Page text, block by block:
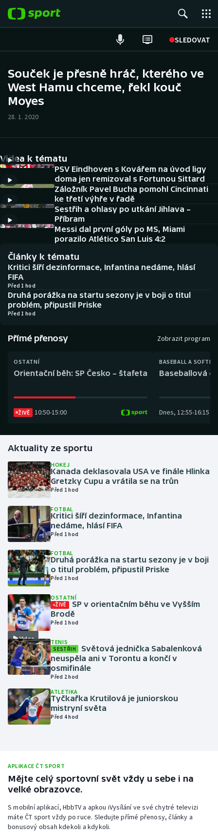
SLEDOVAT
Hokej
Tenis
Cyklistika
DALŠÍ SPORTY
Americký fotbal
Baseball a softbal
Biatlon
Boby a skeleton
Curling
Dostihy
Futsal
Golf
Gymnastika
Házená
Jezdectví
Judo
Krasobruslení
Lezení
Lyže a snowboard
Moderní pětiboj
Motorsport
Olympijské hry
Parasport
Plavání
Ragby
Rychlobruslení
Rychlostní kanoistika
NEPŘEHLÉDNĚTE
Soutěže
Aplikace ČT sport
AZ kvíz
Souček je přesně hráč, kterého ve
West Hamu chceme, řekl kouč
Moyes
28. 1. 2020
Videa k tématu
PSV Eindhoven s Kovářem na úvod ligy
doma jen remizoval s Fortunou Sittard
Záložník Pavel Bucha pomohl Cincinnati
ke třetí výhře v řadě
Sestřih a ohlasy po utkání Jihlava –
Příbram
Messi dal první góly po MS, Miami
porazilo Atlético San Luis 4:2
Články k tématu
Kritici šíří dezinformace, Infantina nedáme, hlásí
FIFA
Před 1 hod
Druhá porážka na startu sezony je v boji o titul
problém, připustil Priske
Před 1 hod
Přímé přenosy Zobrazit program
OSTATNÍ
Orientační běh: SP Česko – štafeta
ŽIVĚ 10:50-15:00
BASEBALL A
Baseballová
Dnes, 12:55-16:15
Aktuality ze sportu
HOKEJ
Kanada deklasovala USA ve finále Hlinka
Gretzky Cupu a vrátila se na trůn
Před 1 hod
FOTBAL
Kritici šíří dezinformace, Infantina
nedáme, hlásí FIFA
Před 1 hod
FOTBAL
Druhá porážka na startu sezony je v boji
o titul problém, připustil Priske
Před 1 hod
Video
OSTATNÍ
ŽIVĚ
SP v orientačním běhu ve Vyšším
Brodě
Před 1 hod
TENIS
SESTŘIH
Světová jednička Sabalenková
neuspěla ani v Torontu a končí v
osmifinále
Před 2 hod
ATLETIKA
Tyčkařka Krutilová je juniorskou
mistryní světa
Před 4 hod
APLIKACE ČT SPORT
Mějte celý sportovní svět vždy u sebe i na
velké obrazovce.
S mobilní aplikací, HbbTV a apkou iVysílání ve své chytré televizi
máte ČT sport vždy po ruce. Sledujte přímé přenosy, články a
bonusový obsah kdekoli a kdykoli.